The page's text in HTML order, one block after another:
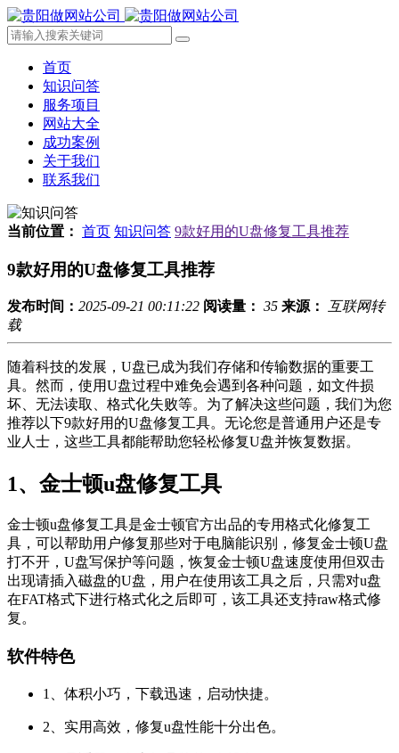
首页
知识问答
服务项目
网站大全
成功案例
关于我们
联系我们
当前位置： 首页 知识问答 9款好用的U盘修复工具推荐
9款好用的U盘修复工具推荐
发布时间： 2025-09-21 00:11:22 阅读量： 35 来源： 互联网转
载
随着科技的发展，U盘已成为我们存储和传输数据的重要工
具。然而，使用U盘过程中难免会遇到各种问题，如文件损
坏、无法读取、格式化失败等。为了解决这些问题，我们为您
推荐以下9款好用的U盘修复工具。无论您是普通用户还是专
业人士，这些工具都能帮助您轻松修复U盘并恢复数据。
1、金士顿u盘修复工具
金士顿u盘修复工具是金士顿官方出品的专用格式化修复工
具，可以帮助用户修复那些对于电脑能识别，修复金士顿U盘
打不开，U盘写保护等问题，恢复金士顿U盘速度使用但双击
出现请插入磁盘的U盘，用户在使用该工具之后，只需对u盘
在FAT格式下进行格式化之后即可，该工具还支持raw格式修
复。
软件特色
1、体积小巧，下载迅速，启动快捷。
2、实用高效，修复u盘性能十分出色。